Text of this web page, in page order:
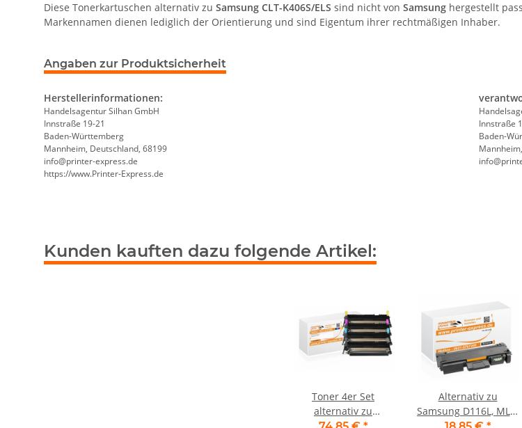
Diese Tonerkartuschen alternativ zu Samsung CLT-K406S/ELS sind nicht von Samsung hergestellt
Markennamen dienen lediglich der Orientierung und sind Eigentum ihrer rechtmäßigen Inhaber.
Angaben zur Produktsicherheit
Herstellerinformationen:
Handelsagentur Silhan GmbH
Innstraße 19-21
Baden-Württemberg
Mannheim, Deutschland, 68199
info@printer-express.de
https://www.Printer-Express.de
Innstraße
Baden-
Kunden kauften dazu folgende Artikel:
Toner 4er Set
alternativ zu
Alternativ zu
Samsung D116L, MLT-